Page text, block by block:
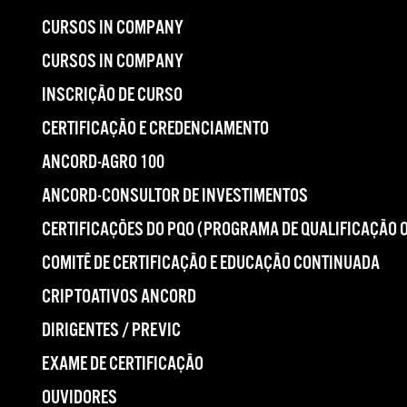
CURSOS IN COMPANY
CURSOS IN COMPANY
INSCRIÇÃO DE CURSO
CERTIFICAÇÃO E CREDENCIAMENTO
ANCORD-AGRO 100
ANCORD-CONSULTOR DE INVESTIMENTOS
CERTIFICAÇÕES DO PQO (PROGRAMA DE QUALIFICAÇÃO
COMITÊ DE CERTIFICAÇÃO E EDUCAÇÃO CONTINUADA
CRIPTOATIVOS ANCORD
DIRIGENTES / PREVIC
EXAME DE CERTIFICAÇÃO
OUVIDORES